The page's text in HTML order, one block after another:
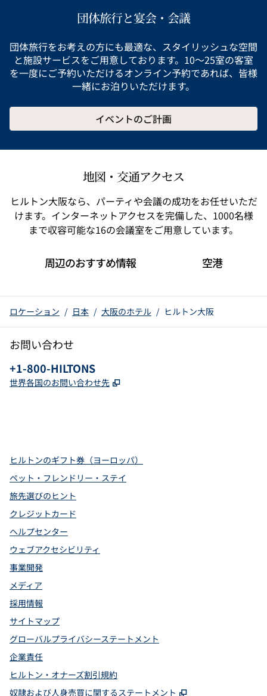
団体旅行と宴会・会議
団体旅行をお考えの方にも最適な、スタイリッシュな空間
と施設サービスをご用意しております。10～25室の客室
を一度にご予約いただけるオンライン予約であれば、皆様
一緒にお泊りいただけます。
イベントのご計画
地図・交通アクセス
ヒルトン大阪なら、パーティや会議の成功をお任せいただ
けます。インターネットアクセスを完備した、1000名様
まで収容可能な16の会議室をご用意しています。
周辺のおすすめ情報 空港
ロケーション / 日本 / 大阪のホテル / ヒルトン大阪
お問い合わせ
電話：
+1-800-HILTONS
世界各国のお問い合わせ先 ,
ヒルトンのギフト券（ヨーロッパ）
ペット・フレンドリー・ステイ
旅先選びのヒント
クレジットカード
ヘルプセンター
ウェブアクセシビリティ
事業開発
メディア
採用情報
サイトマップ
グローバルプライバシーステートメント
企業責任
ヒルトン・オナーズ割引規約
奴隷および人身売買に関するステートメント
,